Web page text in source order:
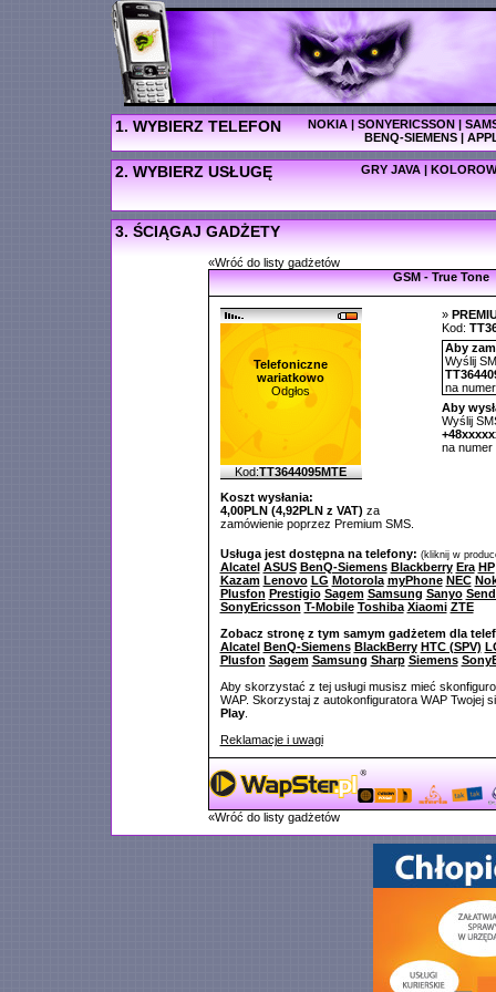
1. WYBIERZ TELEFON NOKIA|SONYERICSSON|
BENQ-SIEMENS|
2. WYBIERZ USŁUGĘ GRY JAVA |
3. ŚCIĄGAJ GADŻETY
«Wróć do listy gadżetów
GSM - True Tone
Telefoniczne
wariatkowo
Odgłos
Kod:TT3644095MTE
Koszt wysłania:
4,00PLN (4,92PLN z VAT) za
zamówienie poprzez Premium SMS.
»
Kod:
Aby
Wyślij
na
Aby
Wyślij
na numer
Usługa jest dostępna na telefony: (kliknij w
Alcatel ASUS BenQ-Siemens Blackberry Era HP
Kazam Lenovo LG Motorola myPhone NEC
Plusfon Prestigio Sagem Samsung Sanyo
SonyEricsson T-Mobile Toshiba Xiaomi ZTE
Zobacz stronę z tym samym gadżetem dla
Alcatel BenQ-Siemens BlackBerry HTC (SPV)
Plusfon Sagem Samsung Sharp Siemens
Aby skorzystać z tej usługi musisz mieć
WAP. Skorzystaj z autokonfiguratora WAP Twojej
Play.
Reklamacje i uwagi
«Wróć do listy gadżetów